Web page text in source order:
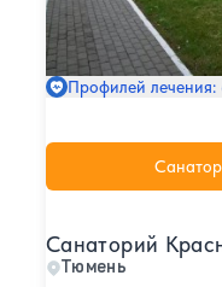
Санаторий
Тюмень
Профилей лечения: